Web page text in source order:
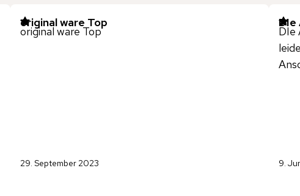
original ware Top
original ware Top
29. September 2023
DIe
DIe
9.